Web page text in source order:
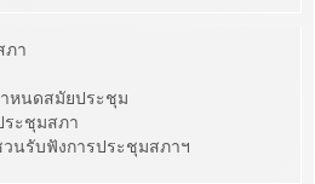
ภา
หนดสมัยประชุม
ระชุมสภา
นรับฟังการประชุมสภาฯ